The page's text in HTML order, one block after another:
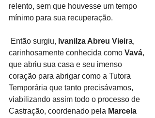
relento, sem que houvesse um tempo
mínimo para sua recuperação.
Então surgiu, Ivanilza Abreu Vieira,
carinhosamente conhecida como Vavá,
que abriu sua casa e seu imenso
coração para abrigar como a Tutora
Temporária que tanto precisávamos,
viabilizando assim todo o processo de
Castração, coordenado pela Marcela